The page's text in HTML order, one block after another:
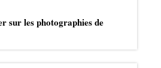
sur les photographies de